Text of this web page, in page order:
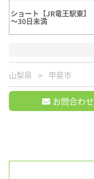
ショート【JR竜王駅東】
～30日未満
山梨県 甲斐市
お問合わせ